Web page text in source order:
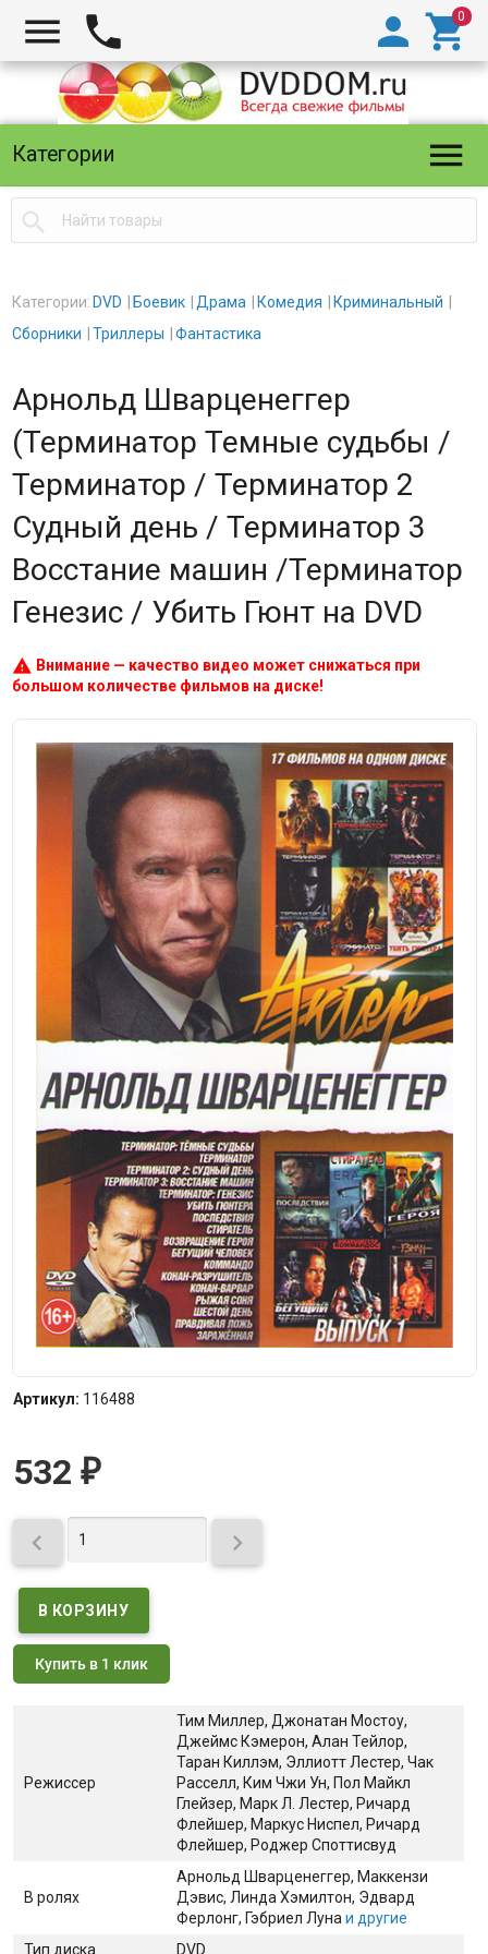
  

Категории 

Категории: DVD Боевик Драма Комедия
Криминальный
Сборники
Триллеры Фантастика
Арнольд Шварценеггер
(Терминатор Темные судьбы /
Терминатор / Терминатор 2
Судный день / Терминатор 3
Восстание машин /Терминатор
Генезис / Убить Гюнт на DVD
warning Внимание — качество видео может снижаться при
большом количестве фильмов на диске!
Артикул: 116488
532 ₽
 
Купить в 1 клик
Режиссер
Тим Миллер, Джонатан Мостоу,
Джеймс Кэмерон, Алан Тейлор,
Таран Киллэм, Эллиотт Лестер, Чак
Расселл, Ким Чжи Ун, Пол Майкл
Глейзер, Марк Л. Лестер, Ричард
Флейшер, Маркус Ниспел, Ричард
Флейшер, Роджер Споттисвуд
В ролях
Арнольд Шварценеггер, Маккензи
Дэвис, Линда Хэмилтон, Эдвард
Ферлонг, Гэбриел Луна и другие
Тип диска
DVD